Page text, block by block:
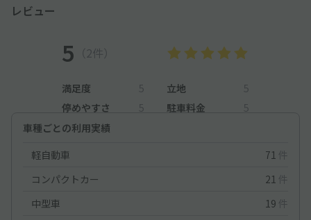
レビュー
5 （2件）
満足度 5 立地
5
停めやすさ
5 駐車料金
5
車種ごとの利用実績
軽自動車
71 件
コンパクトカー
21 件
中型車
19 件